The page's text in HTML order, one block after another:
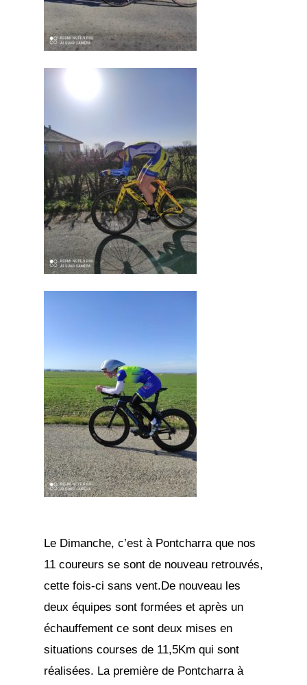
Le Dimanche, c’est à Pontcharra que nos
11 coureurs se sont de nouveau retrouvés,
cette fois-ci sans vent.De nouveau les
deux équipes sont formées et après un
échauffement ce sont deux mises en
situations courses de 11,5Km qui sont
réalisées. La première de Pontcharra à